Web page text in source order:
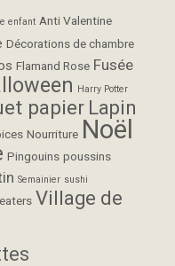
enfant Anti Valentine
Décorations de chambre
Flamand Rose Fusée
Harry Potter
papier Lapin
Nourriture Noël
Pingouins poussins
Semainier sushi
Village de